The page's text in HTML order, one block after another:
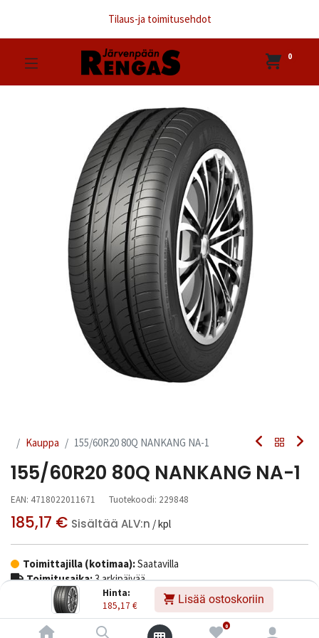
Hinta:
185,17 € Lisää ostoskoriin
0
Tilaus-ja toimitusehdot
0
Kauppa 155/60R20 80Q NANKANG NA-1
155/60R20 80Q NANKANG NA-1
EAN: 4718022011671 Tuotekoodi: 229848
185,17 € Sisältää ALV:n / kpl
Toimittajilla (kotimaa):Saatavilla
Toimitusaika:3 arkipäivää
Asennuspalvelu